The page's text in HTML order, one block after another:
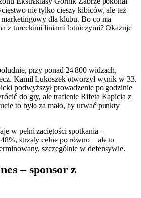
nie tylko cieszy kibiców, ale też
dla klubu. Bo co ma
z tureckimi liniami lotniczymi? Okazuje
przy ponad 24 800 widzach,
Kamil Lukoszek otworzył wynik w 33.
podwyższył prowadzenie po godzinie
do gry, ale trafienie Rifeta Kapicia z
to było za mało, by urwać punkty
w pełni zaciętości spotkania –
strzały celne po równo – ale to
szczególnie w defensywie.
– sponsor z